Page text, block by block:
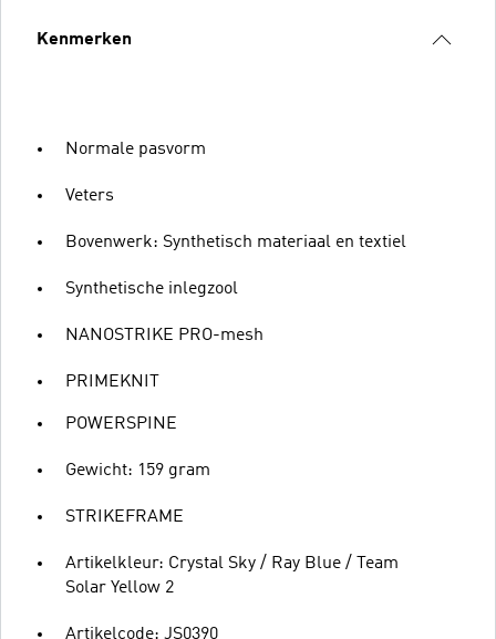
Kenmerken
Normale pasvorm
Veters
Bovenwerk: Synthetisch materiaal en textiel
Synthetische inlegzool
NANOSTRIKE PRO-mesh
PRIMEKNIT
POWERSPINE
Gewicht: 159 gram
STRIKEFRAME
Artikelkleur: Crystal Sky / Ray Blue / Team
Solar Yellow 2
Artikelcode: JS0390